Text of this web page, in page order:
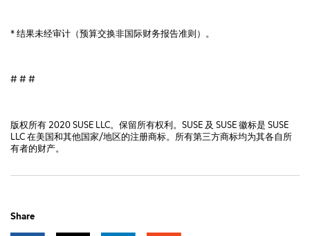
* 结果未经审计（预算交换非国际财务报告准则）。
# # #
版权所有 2020 SUSE LLC。保留所有权利。SUSE 及 SUSE 徽标是 SUSE
LLC 在美国和其他国家/地区的注册商标。所有第三方商标均为其各自所
有者的财产。
Share